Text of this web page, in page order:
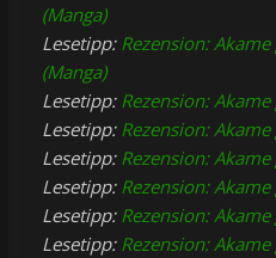
(Manga)
Lesetipp: Rezension:
(Manga)
Lesetipp: Rezension:
Lesetipp: Rezension:
Lesetipp: Rezension:
Lesetipp: Rezension:
Lesetipp: Rezension:
Lesetipp: Rezension: